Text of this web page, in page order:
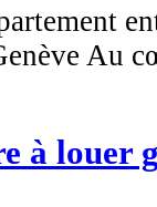
Au
à louer